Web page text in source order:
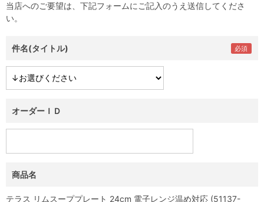
当店へのご要望は、下記フォームにご記入のうえ送信してくださ
い。
件名(タイトル)
オーダーＩＤ
商品名
テラス リムスーププレート 24cm 電子レンジ温め対応 (51137-